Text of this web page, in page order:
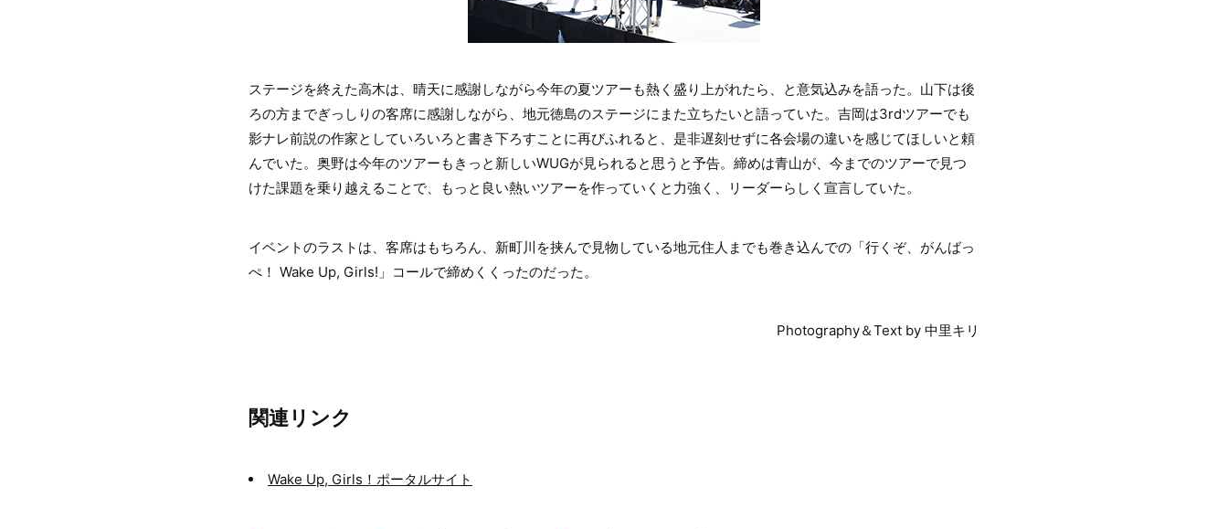
ステージを終えた高木は、晴天に感謝しながら今年の夏ツアーも熱く盛り上がれたら、と意気込みを語った。山下は後
ろの方までぎっしりの客席に感謝しながら、地元徳島のステージにまた立ちたいと語っていた。吉岡は3rdツアーでも
影ナレ前説の作家としていろいろと書き下ろすことに再びふれると、是非遅刻せずに各会場の違いを感じてほしいと頼
んでいた。奥野は今年のツアーもきっと新しいWUGが見られると思うと予告。締めは青山が、今までのツアーで見つ
けた課題を乗り越えることで、もっと良い熱いツアーを作っていくと力強く、リーダーらしく宣言していた。
イベントのラストは、客席はもちろん、新町川を挟んで見物している地元住人までも巻き込んでの「行くぞ、がんばっ
ぺ！ Wake Up, Girls!」コールで締めくくったのだった。
Photography＆Text by 中里キリ
関連リンク
Wake Up, Girls！ポータルサイト